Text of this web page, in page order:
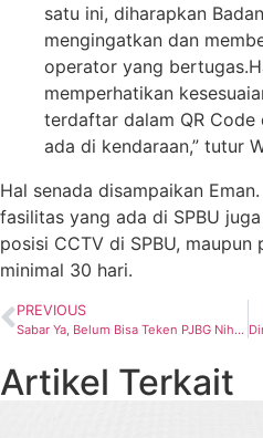
satu ini, diharapkan
mengingatkan dan
operator yang
memperhatikan
terdaftar dalam QR
ada di kendaraan,” tutur
Hal senada disampaikan
fasilitas yang ada di SPBU
posisi CCTV di SPBU,
minimal 30 hari.
PREVIOUS
Sabar Ya, Belum Bisa Teken PJBG Nih dari Hasil Giant Discovery Gas
Artikel Terkait